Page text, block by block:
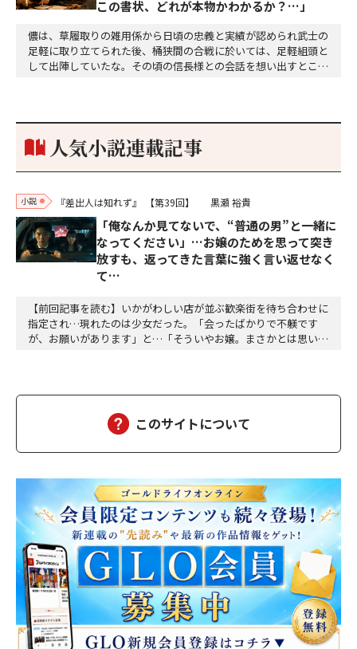
この書状、どれが本物かわかるか？…」
儂は、草履取りの雑用係から日頃の忠義と実績が認められ武士の
足軽に取り立てられた後、桶狭間の合戦に於いては、足軽組頭と
して出陣していたな。その頃の信長様との会話を想い出すとこん
り。どうして勝てたのか、未だにわかりません。…
人気小説連載記事
小説 『差出人は知れず』 【第39回】 黒瀬 裕貴
「俺なんか見てないで、“普通の男”と一緒に
なってください」…お嬢のためを思って突き
放すも、返ってきた言葉に強く言い返せなく
て…
【前回記事を読む】いかがわしい店が並ぶ歓楽街を待ち合わせに
指定され…現れたのは少女だった。「会ったばかりで不躾です
が、お願いがあります」と…「そういやお嬢。まさかとは思いま
らねぇ」「自業自得なだけよ」「手厳しいすっねぇ。今日…
このサイトについて